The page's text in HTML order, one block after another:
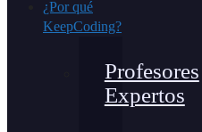
¿Por qué
KeepCoding?
Profesores
Expertos